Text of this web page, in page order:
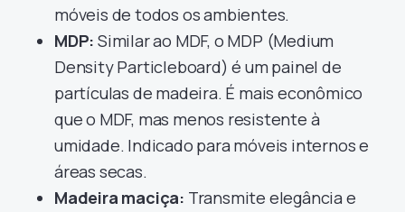
móveis de todos os ambientes.
MDP: Similar ao MDF, o MDP (Medium
Density Particleboard) é um painel de
partículas de madeira. É mais econômico
que o MDF, mas menos resistente à
umidade. Indicado para móveis internos e
áreas secas.
Madeira maciça: Transmite elegância e